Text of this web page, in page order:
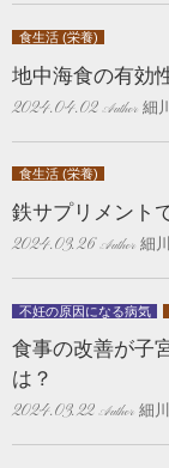
食生活 (栄養)
地中海食の有効
2024.04.02 細
食生活 (栄養)
鉄サプリメント
2024.03.26 細
不妊の原因になる病気
食事の改善が子
は？
2024.03.22 細